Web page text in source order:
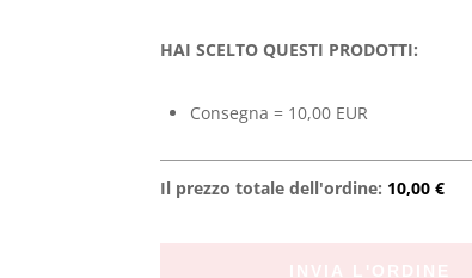
HAI SCELTO QUESTI PRODOTTI:
Consegna = 10,00 EUR
Il prezzo totale dell'ordine: 10,00 €